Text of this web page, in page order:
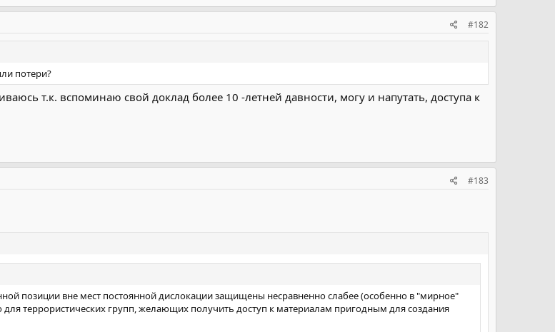
#182
потери?
т.к. вспоминаю свой доклад более 10 -летней давности, могу и напутать, доступа к
#183
позиции вне мест постоянной дислокации защищены несравненно слабее (особенно в "мирное"
для террористических групп, желающих получить доступ к материалам пригодным для создания